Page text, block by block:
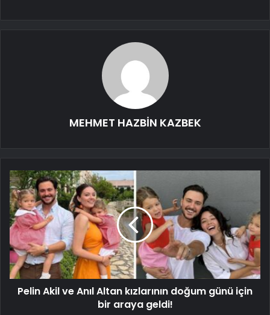
MEHMET HAZBİN KAZBEK
Pelin Akil ve Anıl Altan kızlarının doğum günü için
bir araya geldi!